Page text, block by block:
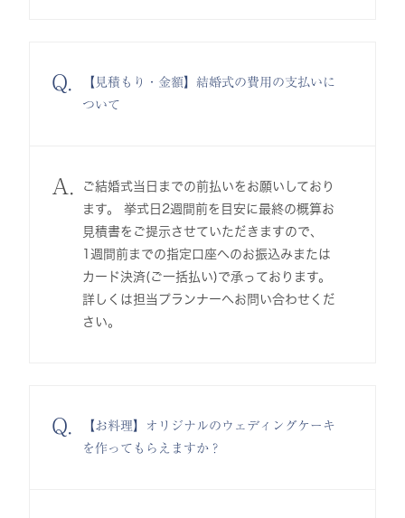
Q.
【見積もり・金額】結婚式の費用の支払いに
ついて
A.
ご結婚式当日までの前払いをお願いしており
ます。 挙式日2週間前を目安に最終の概算お
見積書をご提示させていただきますので、
1週間前までの指定口座へのお振込みまたは
カード決済(ご一括払い)で承っております。
詳しくは担当プランナーへお問い合わせくだ
さい。
Q.
【お料理】オリジナルのウェディングケーキ
を作ってもらえますか？